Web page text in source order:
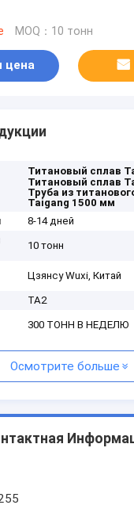
MOQ：10 тонн
цена
Титановый сплав
Титановый сплав
Труба из
Taigang 1500 мм
8-14 дней
10 тонн
Цзянсу Wuxi, Китай
TA2
300 ТОНН В НЕДЕЛЮ
Осмотрите больше